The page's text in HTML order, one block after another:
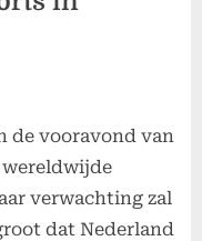
de vooravond van
verwachting zal
dat Nederland